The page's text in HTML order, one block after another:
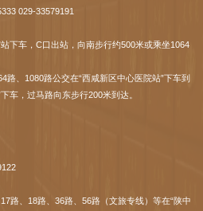
029-33579191
下车，C口出站，向南步行约500米或乘坐1064
路、1080路公交在“西咸新区中心医院站”下车到
车，过马路向东步行200米到达。
路、18路、36路、56路（文旅专线）等在“陕中